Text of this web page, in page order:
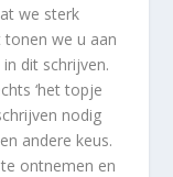
we sterk
tonen we u aan
dit schrijven.
‘het topje
nodig
andere keus.
ontnemen en